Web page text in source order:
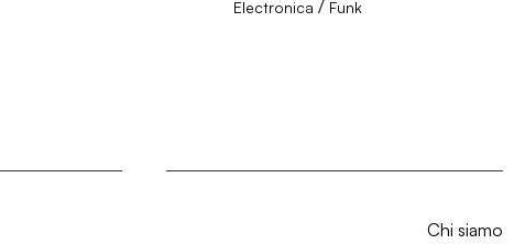
Electronica / Funk
Chi siamo